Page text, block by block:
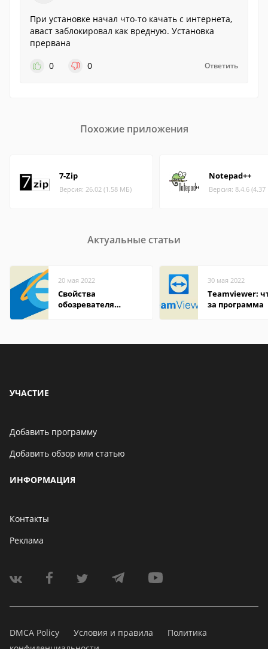
При установке начал что-то качать с интернета,
аваст заблокировал как вредную. Установка
прервана
0
0 Ответить
Похожие приложения
7-Zip
Версия: 26.02 (1.58 МБ)
Notepad++
Версия: 8.4.6
Актуальные статьи
20 мая 2022
Свойства
обозревателя
30 мая 2022
Teamviewer:
за программа
УЧАСТИЕ
Добавить программу
Добавить обзор или статью
ИНФОРМАЦИЯ
Контакты
Реклама
DMCA Policy Условия и правила
Политика